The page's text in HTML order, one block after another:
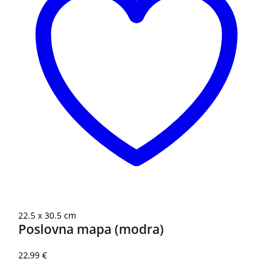
22.5 x 30.5 cm
Poslovna mapa (modra)
22,99 €